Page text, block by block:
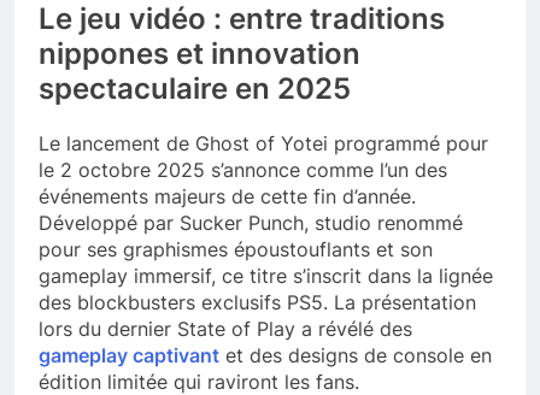
Le jeu vidéo : entre traditions
nippones et innovation
spectaculaire en 2025
Le lancement de Ghost of Yotei programmé pour
le 2 octobre 2025 s’annonce comme l’un des
événements majeurs de cette fin d’année.
Développé par Sucker Punch, studio renommé
pour ses graphismes époustouflants et son
gameplay immersif, ce titre s’inscrit dans la lignée
des blockbusters exclusifs PS5. La présentation
lors du dernier State of Play a révélé des
gameplay captivant et des designs de console en
édition limitée qui raviront les fans.